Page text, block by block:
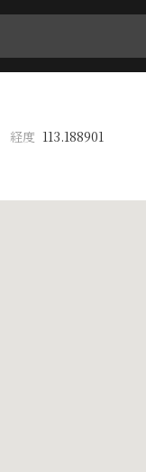
経度 113.188901